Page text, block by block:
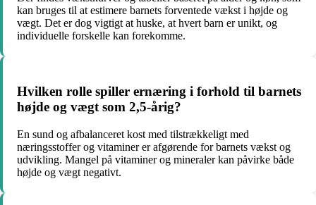
kan bruges til at estimere barnets forventede vækst i højde og
vægt. Det er dog vigtigt at huske, at hvert barn er unikt, og
individuelle forskelle kan forekomme.
Hvilken rolle spiller ernæring i forhold til barnets
højde og vægt som 2,5-årig?
En sund og afbalanceret kost med tilstrækkeligt med
næringsstoffer og vitaminer er afgørende for barnets vækst og
udvikling. Mangel på vitaminer og mineraler kan påvirke både
højde og vægt negativt.